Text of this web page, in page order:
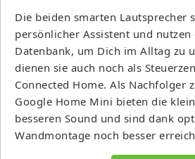
Die beiden smarten Lautsprecher
persönlicher Assistent und
Datenbank, um Dich im Alltag zu
dienen sie auch noch als
Connected Home. Als Nachfolger
Google Home Mini bieten die
besseren Sound und sind dank
Wandmontage noch besser